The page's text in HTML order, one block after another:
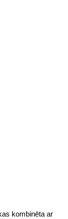
kombinēta ar